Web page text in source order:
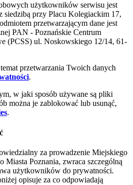
użytkowników serwisu jest
siedzibą przy Placu Kolegiackim 17,
przetwarzającym dane jest
PAN - Poznańskie Centrum
(PCSS) ul. Noskowskiego 12/14, 61-
przetwarzania Twoich danych
.
w jaki sposób używane są pliki
można je zablokować lub usunąć,
.
za prowadzenie Miejskiego
Miasta Poznania, zwraca szczególną
użytkowników do prywatności.
opisuje za co odpowiadają